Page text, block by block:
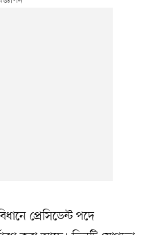
প্রেসিডেন্ট পদে